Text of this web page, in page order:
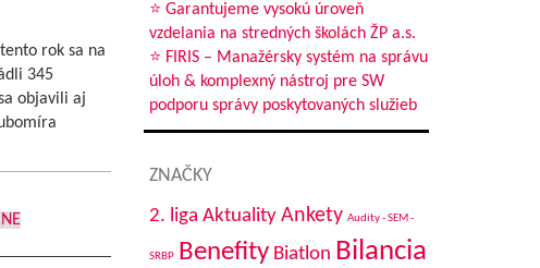
rok sa na
345
objavili aj
⭐ Garantujeme vysokú úroveň
vzdelania na stredných školách ŽP a.s.
⭐ FIRIS – Manažérsky systém na správu
úloh & komplexný nástroj pre SW
podporu správy poskytovaných služieb
ZNAČKY
2. liga Aktuality Ankety Audity - SEM -
SRBP Benefity Biatlon Bilancia